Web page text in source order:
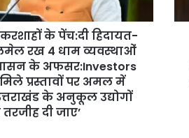
के पेंच:दी हिदायत-
रख 4 धाम व्यवस्थाओं
के अफसर:Investors
प्रस्तावों पर अमल में
के अनुकूल उद्योगों
दी जाए’
नो